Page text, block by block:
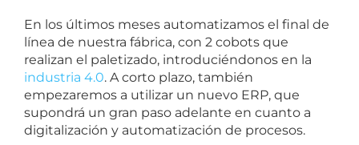
En los últimos meses automatizamos el final de
línea de nuestra fábrica, con 2 cobots que
realizan el paletizado, introduciéndonos en la
industria 4.0. A corto plazo, también
empezaremos a utilizar un nuevo ERP, que
supondrá un gran paso adelante en cuanto a
digitalización y automatización de procesos.